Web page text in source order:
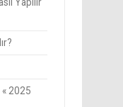
2025